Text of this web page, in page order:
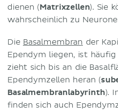
dienen (Matrixzellen). Sie
wahrscheinlich zu
Die Basalmembran der
Ependym liegen, ist
zieht sich bis an die
Ependymzellen heran (
Basalmembranlabyrinth).
finden sich auch